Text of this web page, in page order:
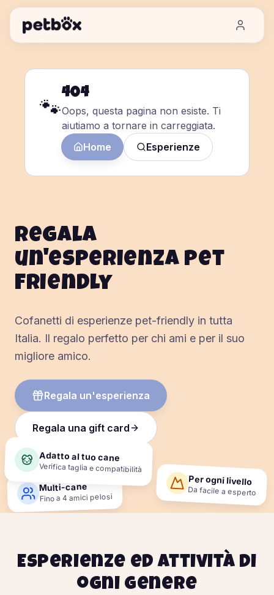
🐾
404
Oops, questa pagina non esiste. Ti
aiutiamo a tornare in carreggiata.
Home
Esperienze
Regala
un'esperienza pet
friendly
Cofanetti di esperienze pet-friendly in tutta
Italia. Il regalo perfetto per chi ami e per il suo
migliore amico.
Regala un'esperienza
Regala una gift card
Per ogni livello
Da facile a esperto
Multi-cane
Fino a 4 amici pelosi
Adatto al tuo cane
Verifica taglia e compatibilità
Esperienze ed attività di
ogni genere